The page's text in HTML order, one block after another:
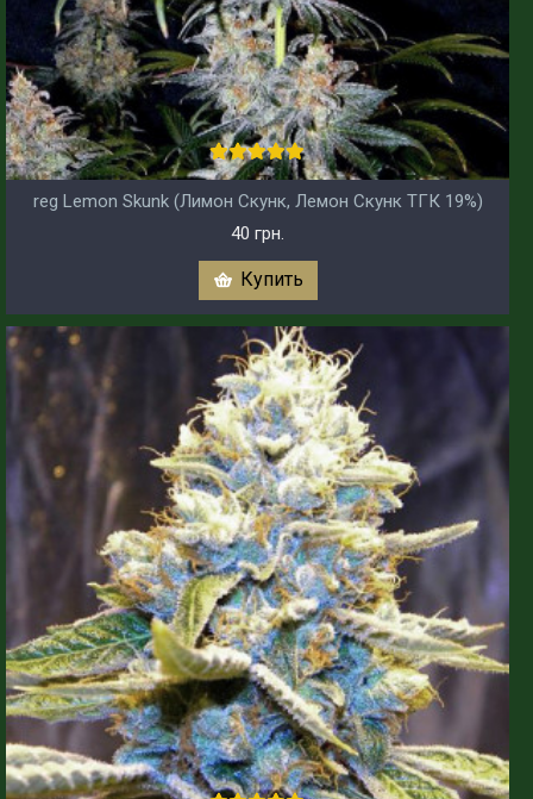
reg Lemon Skunk (Лимон Скунк, Лемон Скунк ТГК 19%)
40 грн.
Купить